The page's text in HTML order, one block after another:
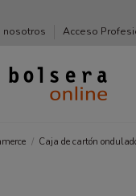
nosotros Acceso
Caja de cartón